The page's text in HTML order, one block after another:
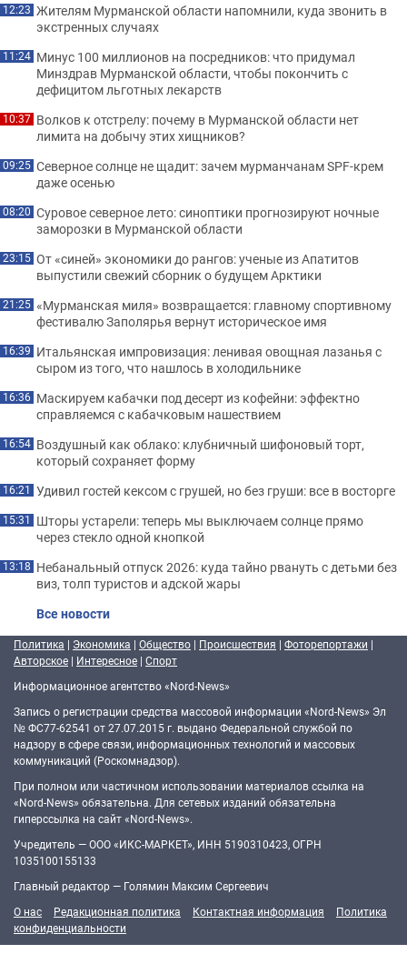
12:23 Жителям Мурманской области напомнили, куда звонить в
экстренных случаях
11:24 Минус 100 миллионов на посредников: что придумал
Минздрав Мурманской области, чтобы покончить с
дефицитом льготных лекарств
10:37 Волков к отстрелу: почему в Мурманской области нет
лимита на добычу этих хищников?
09:25 Северное солнце не щадит: зачем мурманчанам SPF-крем
даже осенью
08:20 Суровое северное лето: синоптики прогнозируют ночные
заморозки в Мурманской области
23:15 От «синей» экономики до рангов: ученые из Апатитов
выпустили свежий сборник о будущем Арктики
21:25 «Мурманская миля» возвращается: главному спортивному
фестивалю Заполярья вернут историческое имя
16:39 Итальянская импровизация: ленивая овощная лазанья с
сыром из того, что нашлось в холодильнике
16:36 Маскируем кабачки под десерт из кофейни: эффектно
справляемся с кабачковым нашествием
16:54 Воздушный как облако: клубничный шифоновый торт,
который сохраняет форму
16:21 Удивил гостей кексом с грушей, но без груши: все в восторге
15:31 Шторы устарели: теперь мы выключаем солнце прямо
через стекло одной кнопкой
13:18 Небанальный отпуск 2026: куда тайно рвануть с детьми без
виз, толп туристов и адской жары
Все новости
Политика | Экономика | Общество | Происшествия | Фоторепортажи |
Авторское | Интересное | Спорт
Информационное агентство «Nord-News»
Запись о регистрации средства массовой информации «Nord-News» Эл
№ ФС77-62541 от 27.07.2015 г. выдано Федеральной службой по
надзору в сфере связи, информационных технологий и массовых
коммуникаций (Роскомнадзор).
При полном или частичном использовании материалов ссылка на
«Nord-News» обязательна. Для сетевых изданий обязательна
гиперссылка на сайт «Nord-News».
Учредитель — ООО «ИКС-МАРКЕТ», ИНН 5190310423, ОГРН
1035100155133
Главный редактор — Голямин Максим Сергеевич
О нас
Редакционная политика Контактная информация
Политика
конфиденциальности